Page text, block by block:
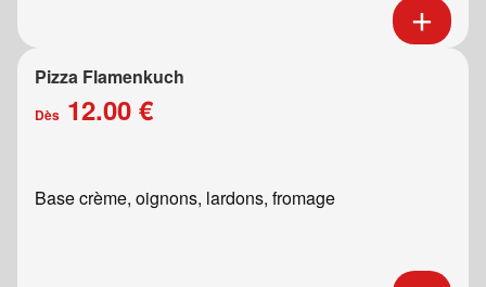
Pizza Flamenkuch
Dès 12.00 €
Base crème, oignons, lardons, fromage